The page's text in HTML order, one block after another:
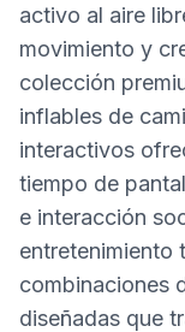
activo al aire
movimiento y
colección
inflables de
interactivos
tiempo de
e interacción
entretenimiento
combinaciones
diseñadas que